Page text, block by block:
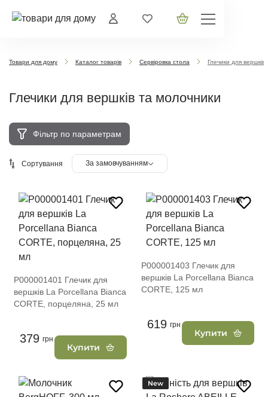
Товари для дому Каталог товарів Сервіровка стола Глечики для
Глечики для вершків та молочники
Фільтр по параметрам
Сортування За замовчуванням
P000001401 Глечик для
вершків La Porcellana Bianca
CORTE, порцеляна, 25 мл
379 грн
Купити
P000001403 Глечик для
вершків La Porcellana Bianca
CORTE, 125 мл
619 грн
Купити
New